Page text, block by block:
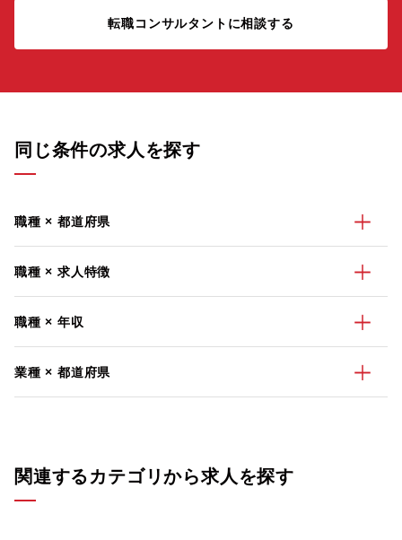
転職コンサルタントに相談する
同じ条件の求人を探す
職種 × 都道府県
職種 × 求人特徴
職種 × 年収
業種 × 都道府県
関連するカテゴリから求人を探す